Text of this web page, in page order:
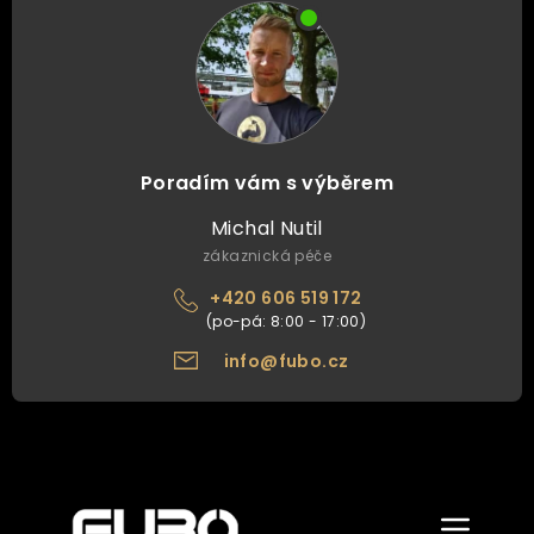
Poradím vám s výběrem
Michal Nutil
zákaznická péče
+420 606 519 172
info@fubo.cz
Zobrazit/